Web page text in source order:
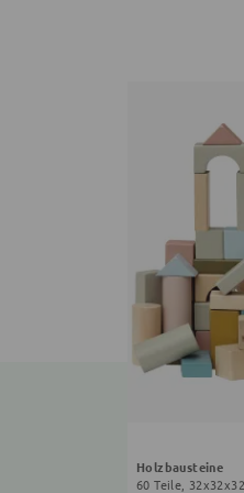
Holzbausteine
60 Teile,